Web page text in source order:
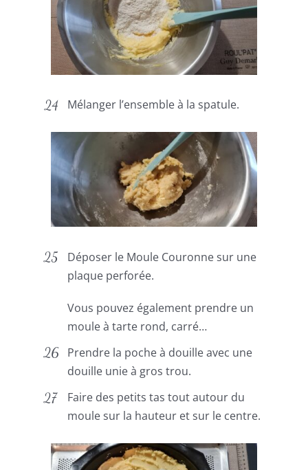
Mélanger l’ensemble à la spatule.
Déposer le Moule Couronne sur une
plaque perforée.
Vous pouvez également prendre un
moule à tarte rond, carré…
Prendre la poche à douille avec une
douille unie à gros trou.
Faire des petits tas tout autour du
moule sur la hauteur et sur le centre.